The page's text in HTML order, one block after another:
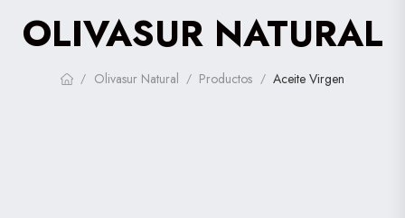
OLIVASUR NATURAL
/ Olivasur Natural / Productos / Aceite Virgen